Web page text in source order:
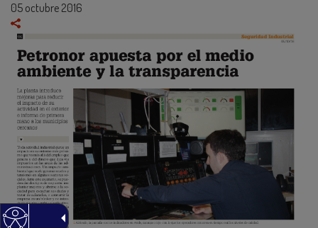
05 octubre 2016